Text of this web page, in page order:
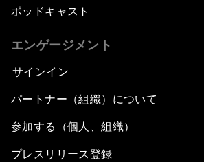
ポッドキャスト
エンゲージメント
サインイン
パートナー（組織）について
参加する（個人、組織）
プレスリリース登録